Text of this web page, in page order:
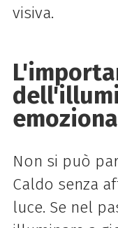
visiva.
Non si può
Caldo senza
luce. Se nel